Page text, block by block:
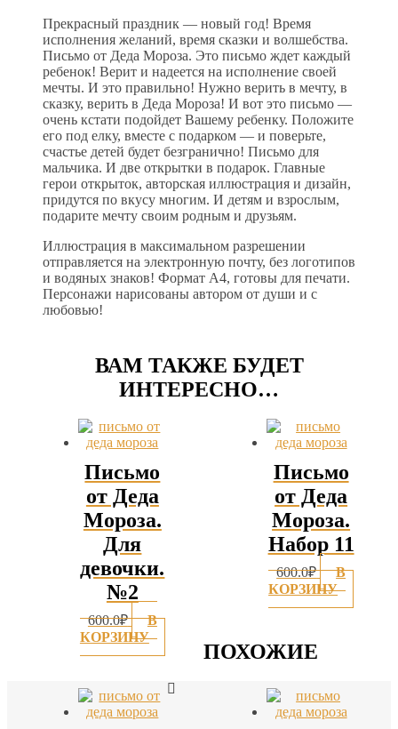
Прекрасный праздник — новый год! Время
исполнения желаний, время сказки и волшебства.
Письмо от Деда Мороза. Это письмо ждет каждый
ребенок! Верит и надеется на исполнение своей
мечты. И это правильно! Нужно верить в мечту, в
сказку, верить в Деда Мороза! И вот это письмо —
очень кстати подойдет Вашему ребенку. Положите
его под елку, вместе с подарком — и поверьте,
счастье детей будет безгранично! Письмо для
мальчика. И две открытки в подарок. Главные
герои открыток, авторская иллюстрация и дизайн,
придутся по вкусу многим. И детям и взрослым,
подарите мечту своим родным и друзьям.
Иллюстрация в максимальном разрешении
отправляется на электронную почту, без логотипов
и водяных знаков! Формат А4, готовы для печати.
Персонажи нарисованы автором от души и с
любовью!
ВАМ ТАКЖЕ БУДЕТ
ИНТЕРЕСНО…
Письмо
от Деда
Мороза.
Для
девочки.
№2
600.0₽
В
КОРЗИНУ
Письмо
от Деда
Мороза.
Набор 11
600.0₽
В
КОРЗИНУ
ПОХОЖИЕ